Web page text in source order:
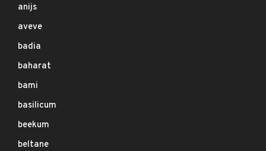
anijs
aveve
badia
baharat
bami
basilicum
beekum
beltane